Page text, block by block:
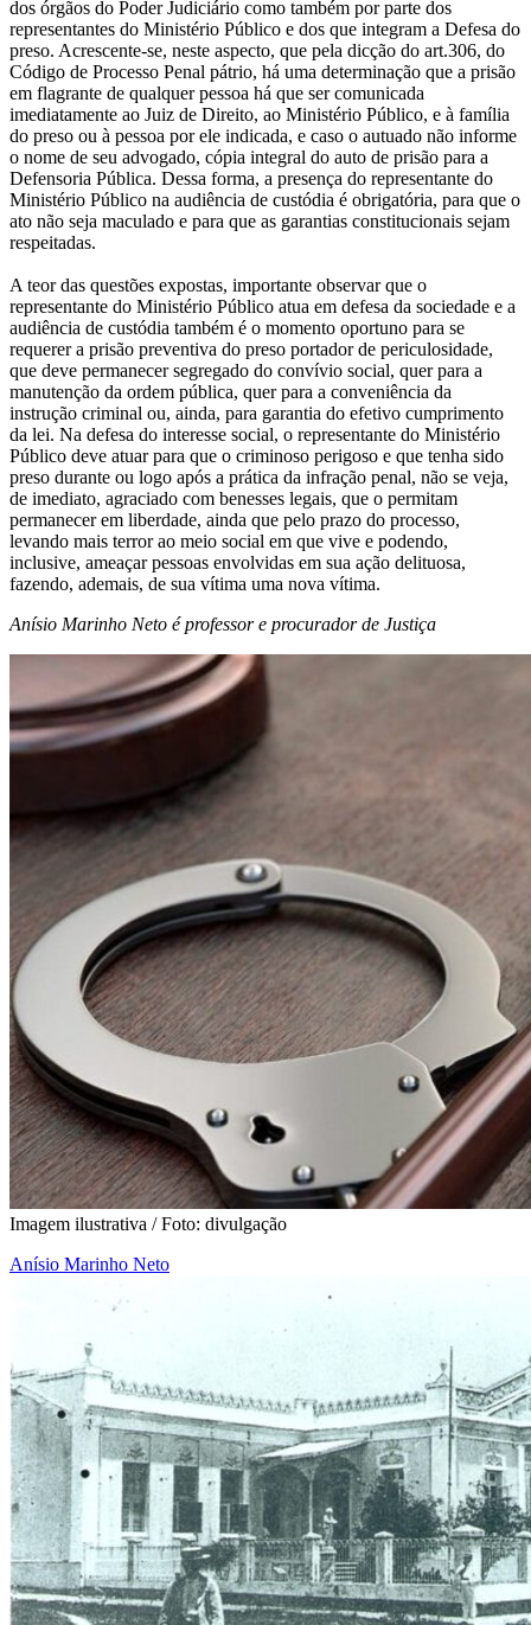
dos órgãos do Poder Judiciário como também por parte dos
representantes do Ministério Público e dos que integram a Defesa do
preso. Acrescente-se, neste aspecto, que pela dicção do art.306, do
Código de Processo Penal pátrio, há uma determinação que a prisão
em flagrante de qualquer pessoa há que ser comunicada
imediatamente ao Juiz de Direito, ao Ministério Público, e à família
do preso ou à pessoa por ele indicada, e caso o autuado não informe
o nome de seu advogado, cópia integral do auto de prisão para a
Defensoria Pública. Dessa forma, a presença do representante do
Ministério Público na audiência de custódia é obrigatória, para que o
ato não seja maculado e para que as garantias constitucionais sejam
respeitadas.
A teor das questões expostas, importante observar que o
representante do Ministério Público atua em defesa da sociedade e a
audiência de custódia também é o momento oportuno para se
requerer a prisão preventiva do preso portador de periculosidade,
que deve permanecer segregado do convívio social, quer para a
manutenção da ordem pública, quer para a conveniência da
instrução criminal ou, ainda, para garantia do efetivo cumprimento
da lei. Na defesa do interesse social, o representante do Ministério
Público deve atuar para que o criminoso perigoso e que tenha sido
preso durante ou logo após a prática da infração penal, não se veja,
de imediato, agraciado com benesses legais, que o permitam
permanecer em liberdade, ainda que pelo prazo do processo,
levando mais terror ao meio social em que vive e podendo,
inclusive, ameaçar pessoas envolvidas em sua ação delituosa,
fazendo, ademais, de sua vítima uma nova vítima.
Anísio Marinho Neto é professor e procurador de Justiça
Imagem ilustrativa / Foto: divulgação
Anísio Marinho Neto